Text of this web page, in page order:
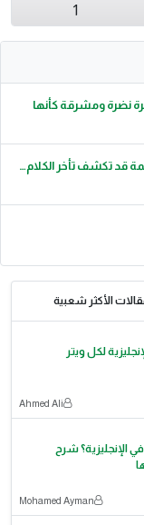
1
نضرة ومشرقة كأنها
قد تكشف تأخر الكلام…
الأكثر شعبية
الإنجليزية لكل ويتر
Ahmed Ali
🔥 الفرق بين Say و Tell في الإنجليزية؟ شرح
Mohamed Ayman